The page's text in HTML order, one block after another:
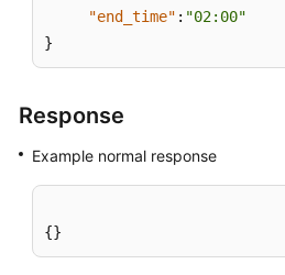
"end_time" : "02:00"
}
Response
Example normal response
{}